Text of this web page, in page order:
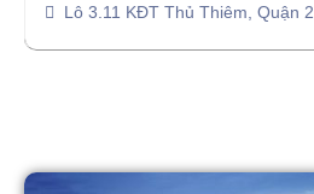
Lô 3.11 KĐT Thủ Thiêm, Quận 2